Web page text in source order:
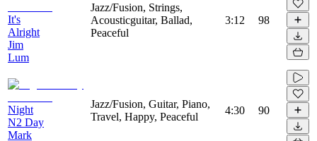
It's
Alright
Jim
Lum
Jazz/Fusion, Strings,
Acousticguitar, Ballad,
Peaceful
3:12 98
Night
N2 Day
Mark
Jazz/Fusion, Guitar, Piano,
Travel, Happy, Peaceful
4:30 90